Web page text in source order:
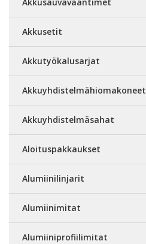
Akkusauvavääntimet
Akkusetit
Akkutyökalusarjat
Akkuyhdistelmähiomakoneet
Akkuyhdistelmäsahat
Aloituspakkaukset
Alumiinilinjarit
Alumiinimitat
Alumiiniprofiilimitat